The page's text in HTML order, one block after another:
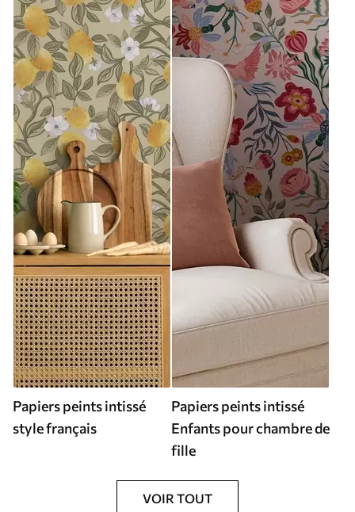
Papiers peints intissé
style français
Papiers peints intissé
Enfants pour chambre de
fille
VOIR TOUT